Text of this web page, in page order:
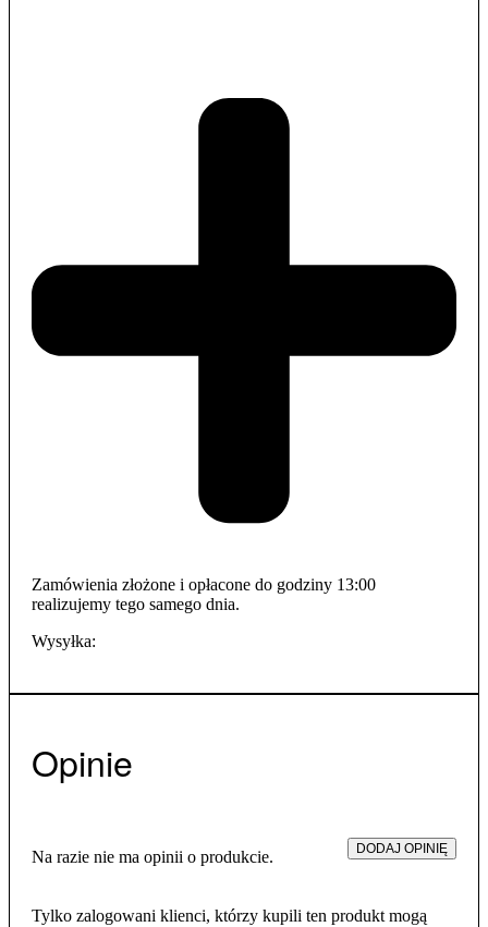
Zamówienia złożone i opłacone do godziny 13:00
realizujemy tego samego dnia.
Wysyłka:
Opinie
Na razie nie ma opinii o produkcie. DODAJ OPINIĘ
Tylko zalogowani klienci, którzy kupili ten produkt mogą